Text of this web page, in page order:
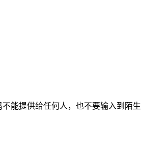
能提供给任何人，也不要输入到陌生